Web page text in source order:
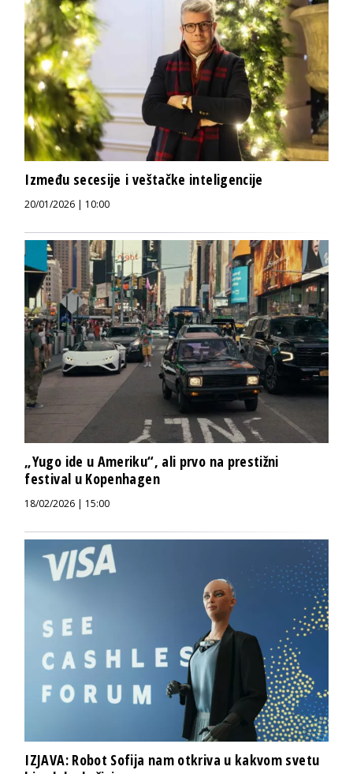
Između secesije i veštačke inteligencije
20/01/2026 | 10:00
„Yugo ide u Ameriku“, ali prvo na prestižni
festival u Kopenhagen
18/02/2026 | 15:00
IZJAVA: Robot Sofija nam otkriva u kakvom svetu